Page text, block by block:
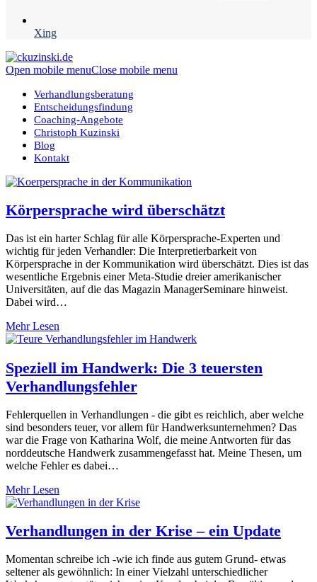
Xing
Open mobile menuClose mobile menu
Verhandlungsberatung
Entscheidungsfindung
Coaching-Angebote
Christoph Kuzinski
Blog
Kontakt
Körpersprache wird überschätzt
Das ist ein harter Schlag für alle Körpersprache-Experten und
wichtig für jeden Verhandler: Die Interpretierbarkeit von
Körpersprache in der Kommunikation wird überschätzt. Dies ist das
wesentliche Ergebnis einer Meta-Studie dreier amerikanischer
Universitäten, auf die das Magazin ManagerSeminare hinweist.
Dabei wird…
Mehr Lesen
Speziell im Handwerk: Die 3 teuersten
Verhandlungsfehler
Fehlerquellen in Verhandlungen - die gibt es reichlich, aber welche
sind besonders teuer, vor allem für Handwerksunternehmen? Das
war die Frage von Katharina Wolf, die meine Antworten für das
norddeutsche Handwerk zusammengefasst hat. Meine Thesen, um
welche Fehler es dabei…
Mehr Lesen
Verhandlungen in der Krise – ein Update
Momentan schreibe ich -wie ich finde aus gutem Grund- etwas
seltener als gewöhnlich: In einer Vielzahl unterschiedlicher